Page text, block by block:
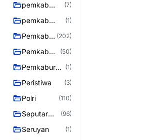
pemkab
(7)
pemkab
Raya
(1)
Pemkab
raya
(202)
Pemkab
Raya 4
(50)
Pemkaburun (1)
Peristiwa (3)
Polri (110)
Seputar
Murung
(96)
Seruyan (1)